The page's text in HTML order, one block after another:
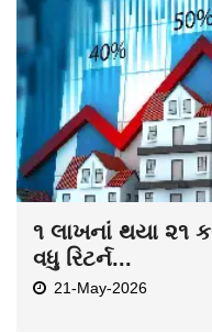
૧ લાખનાં થયા ૨૧
વધુ રિટર્ન...
21-May-2026